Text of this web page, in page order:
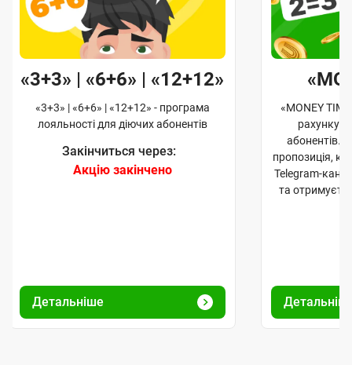
«3+3» | «6+6» | «12+12»
«3+3» | «6+6» | «12+12» - програма
лояльності для діючих абонентів
Закінчиться через:
Акцію закінчено
Детальніше
«MONEY
рахунку
абонентів.
пропозиція,
Telegram-
та